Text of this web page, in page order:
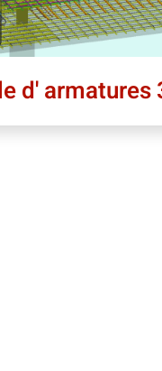
d' armatures